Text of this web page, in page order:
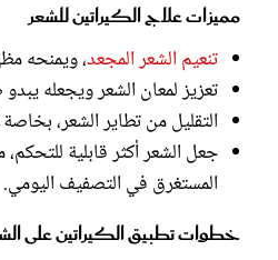
مميزات علاج الكيراتين للشعر
تنعيم الشعر المجعد، ويمنحه
تعزيز لمعان الشعر ويجعله
التقليل من تطاير الشعر،
جعل الشعر أكثر قابلية
المستغرق في التصفيف اليومي.
خطوات تطبيق الكيراتين على